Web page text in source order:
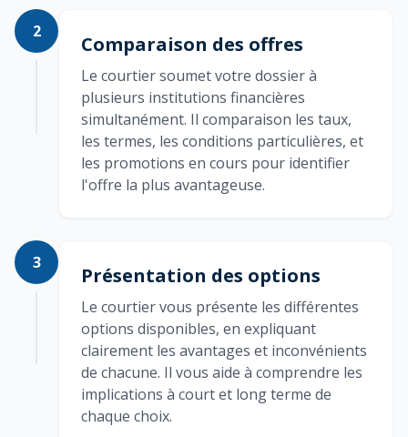
2
Comparaison des offres
Le courtier soumet votre dossier à
plusieurs institutions financières
simultanément. Il comparaison les taux,
les termes, les conditions particulières, et
les promotions en cours pour identifier
l'offre la plus avantageuse.
3
Présentation des options
Le courtier vous présente les différentes
options disponibles, en expliquant
clairement les avantages et inconvénients
de chacune. Il vous aide à comprendre les
implications à court et long terme de
chaque choix.